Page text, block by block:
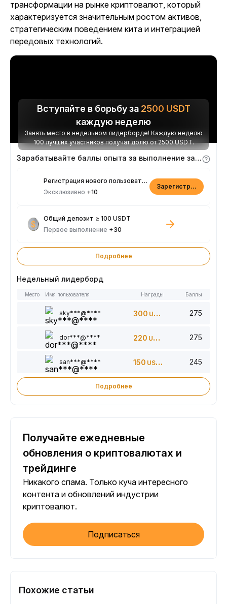
трансформации на рынке криптовалют, который
характеризуется значительным ростом активов,
стратегическим поведением кита и интеграцией
передовых технологий.
Вступайте в борьбу за 2500 USDT
каждую неделю
Занять место в недельном лидерборде! Каждую неделю
100 лучших участников получат долю от 2500 USDT.
Зарабатывайте баллы опыта за выполнение заданий
Регистрация нового пользователя
Эксклюзивно +10
Зарегистрироваться
Общий депозит ≥ 100 USDT
Первое выполнение +30
Подробнее
Недельный лидерборд
Место Имя пользователя Награды Баллы
sky***@**** 300 USDT 275
dor***@**** 220 USDT 275
san***@**** 150 USDT 245
Подробнее
Получайте ежедневные
обновления о криптовалютах и
трейдинге
Никакого спама. Только куча интересного
контента и обновлений индустрии
криптовалют.
Подписаться
Похожие статьи